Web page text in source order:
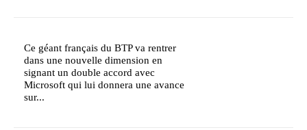
Ce géant français du BTP va rentrer
dans une nouvelle dimension en
signant un double accord avec
Microsoft qui lui donnera une avance
sur...